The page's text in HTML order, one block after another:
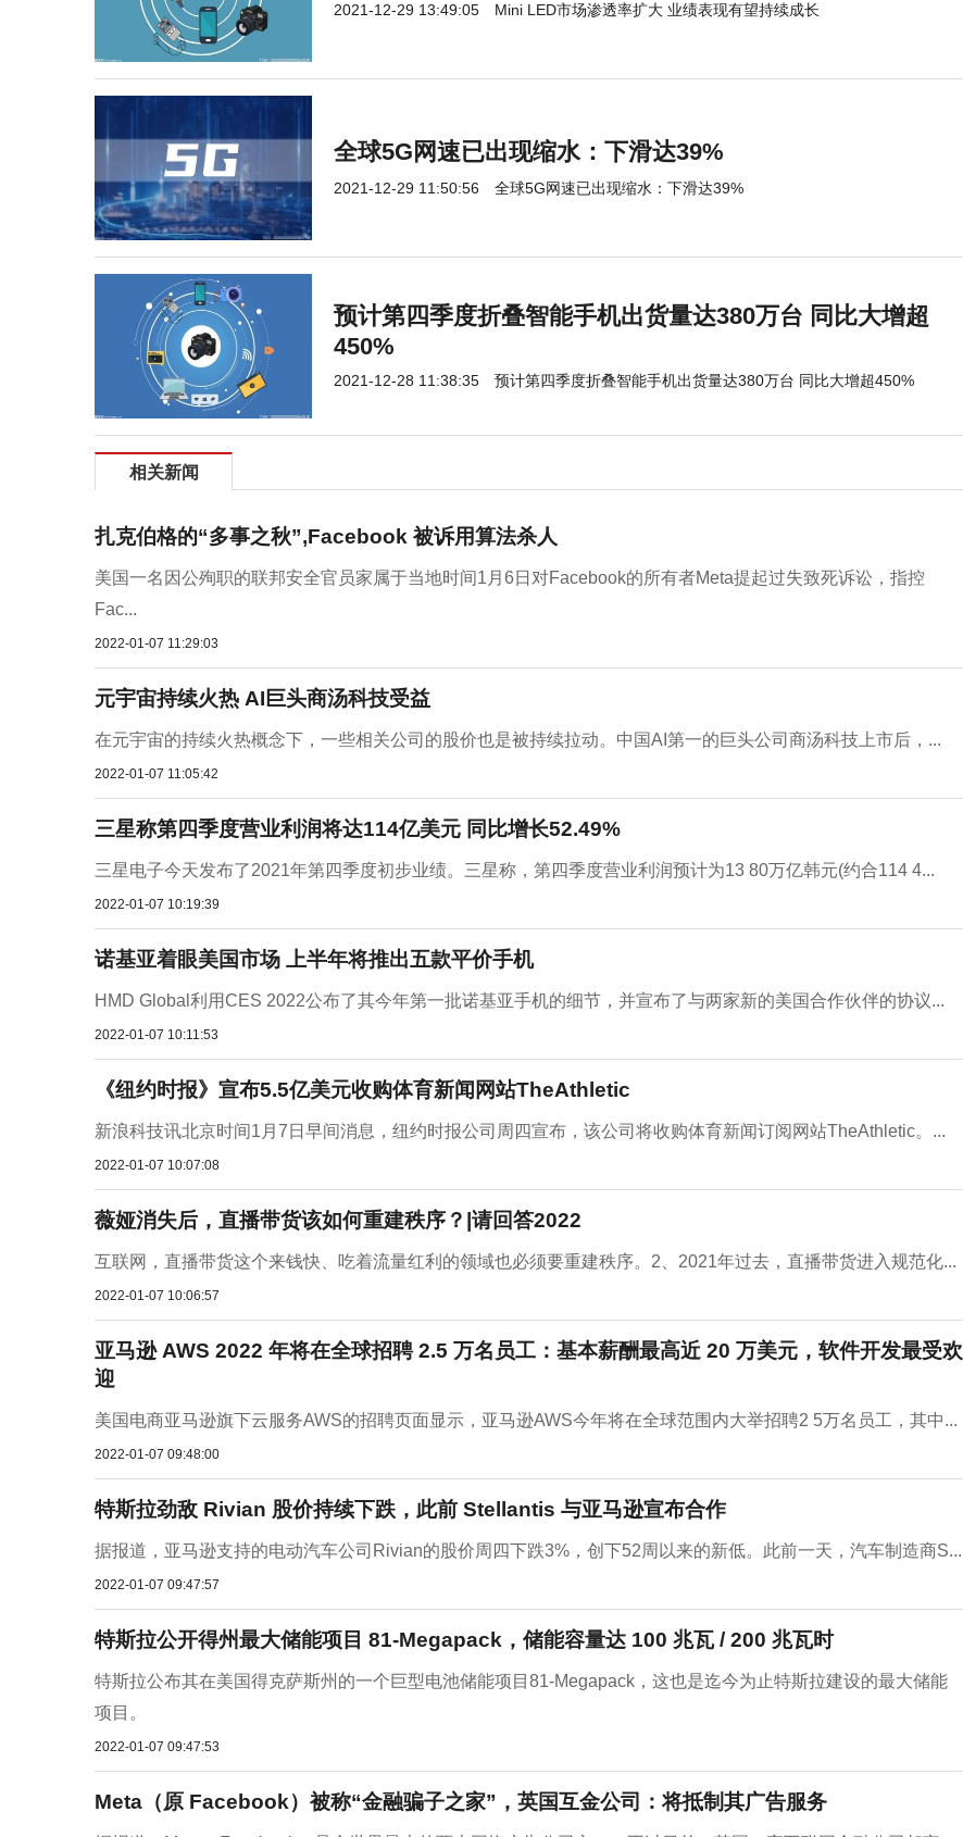
2021-12-29 13:49:05 Mini LED市场渗透率扩大 业绩表现有望持续成长
全球5G网速已出现缩水：下滑达39%
2021-12-29 11:50:56 全球5G网速已出现缩水：下滑达39%
预计第四季度折叠智能手机出货量达380万台 同比大增超
450%
2021-12-28 11:38:35 预计第四季度折叠智能手机出货量达380万台 同比大增超450%
相关新闻
扎克伯格的“多事之秋”,Facebook 被诉用算法杀人
美国一名因公殉职的联邦安全官员家属于当地时间1月6日对Facebook的所有者Meta提起过失致死诉讼，指控
Fac...
2022-01-07 11:29:03
元宇宙持续火热 AI巨头商汤科技受益
在元宇宙的持续火热概念下，一些相关公司的股价也是被持续拉动。中国AI第一的巨头公司商汤科技上市后，...
2022-01-07 11:05:42
三星称第四季度营业利润将达114亿美元 同比增长52.49%
三星电子今天发布了2021年第四季度初步业绩。三星称，第四季度营业利润预计为13 80万亿韩元(约合114 4...
2022-01-07 10:19:39
诺基亚着眼美国市场 上半年将推出五款平价手机
HMD Global利用CES 2022公布了其今年第一批诺基亚手机的细节，并宣布了与两家新的美国合作伙伴的协议...
2022-01-07 10:11:53
《纽约时报》宣布5.5亿美元收购体育新闻网站TheAthletic
新浪科技讯北京时间1月7日早间消息，纽约时报公司周四宣布，该公司将收购体育新闻订阅网站TheAthletic。...
2022-01-07 10:07:08
薇娅消失后，直播带货该如何重建秩序？|请回答2022
互联网，直播带货这个来钱快、吃着流量红利的领域也必须要重建秩序。2、2021年过去，直播带货进入规范化...
2022-01-07 10:06:57
亚马逊 AWS 2022 年将在全球招聘 2.5 万名员工：基本薪酬最高近 20 万美元，软件开发最受欢
迎
美国电商亚马逊旗下云服务AWS的招聘页面显示，亚马逊AWS今年将在全球范围内大举招聘2 5万名员工，其中...
2022-01-07 09:48:00
特斯拉劲敌 Rivian 股价持续下跌，此前 Stellantis 与亚马逊宣布合作
据报道，亚马逊支持的电动汽车公司Rivian的股价周四下跌3%，创下52周以来的新低。此前一天，汽车制造商S...
2022-01-07 09:47:57
特斯拉公开得州最大储能项目 81-Megapack，储能容量达 100 兆瓦 / 200 兆瓦时
特斯拉公布其在美国得克萨斯州的一个巨型电池储能项目81-Megapack，这也是迄今为止特斯拉建设的最大储能
项目。
2022-01-07 09:47:53
Meta（原 Facebook）被称“金融骗子之家”，英国互金公司：将抵制其广告服务